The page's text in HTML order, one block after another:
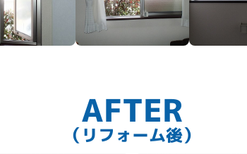
AFTER
（リフォーム後）